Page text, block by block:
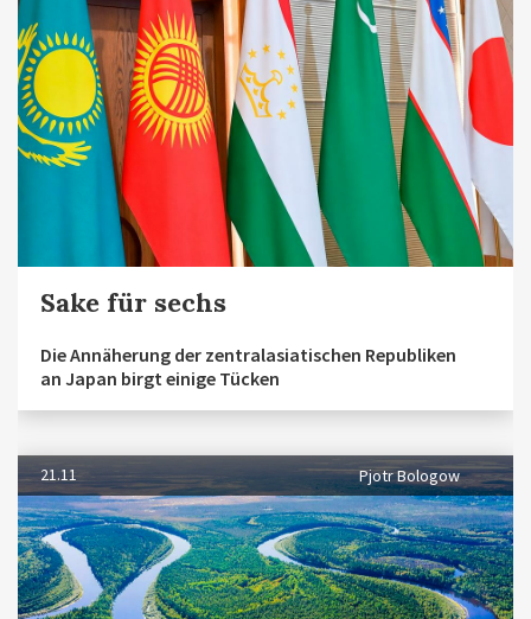
Sake für sechs
Die Annäherung der zentralasiatischen Republiken
an Japan birgt einige Tücken
21.11 Pjotr Bologow